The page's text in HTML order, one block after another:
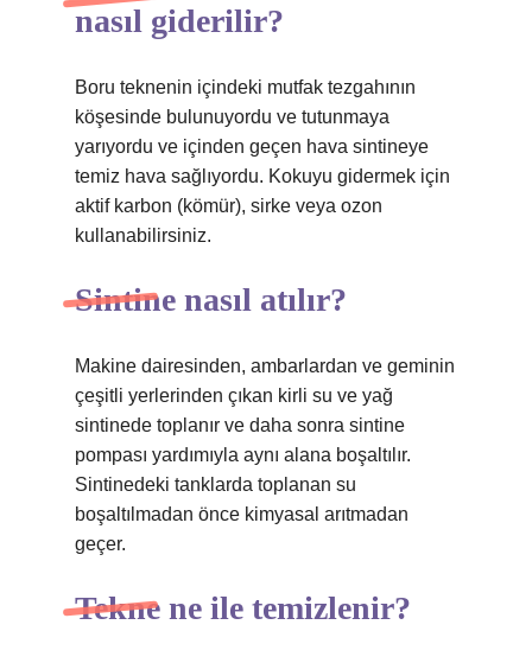
nasıl giderilir?
Boru teknenin içindeki mutfak tezgahının
köşesinde bulunuyordu ve tutunmaya
yarıyordu ve içinden geçen hava sintineye
temiz hava sağlıyordu. Kokuyu gidermek için
aktif karbon (kömür), sirke veya ozon
kullanabilirsiniz.
Sintine nasıl atılır?
Makine dairesinden, ambarlardan ve geminin
çeşitli yerlerinden çıkan kirli su ve yağ
sintinede toplanır ve daha sonra sintine
pompası yardımıyla aynı alana boşaltılır.
Sintinedeki tanklarda toplanan su
boşaltılmadan önce kimyasal arıtmadan
geçer.
Tekne ne ile temizlenir?